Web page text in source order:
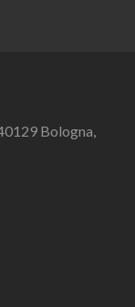
Bologna,